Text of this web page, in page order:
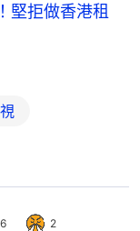
堅拒做香港租
6 2